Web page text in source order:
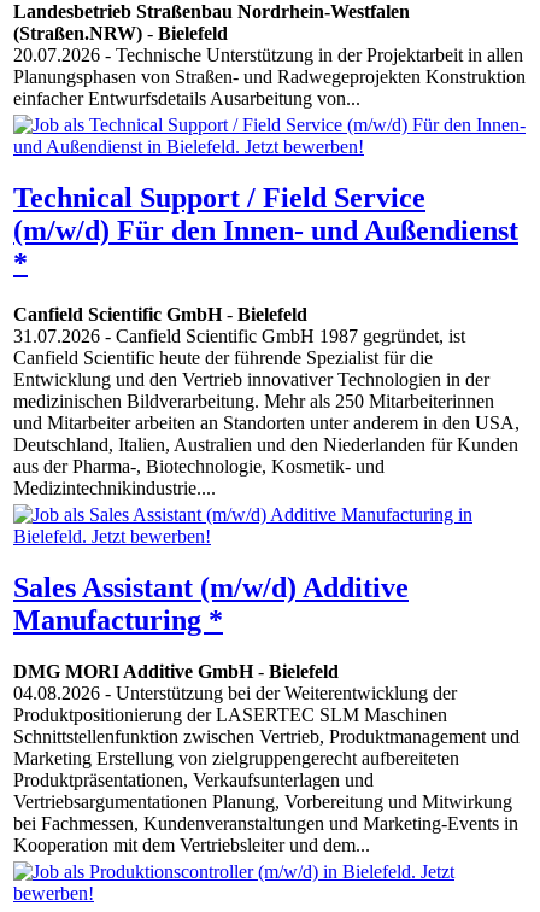
Landesbetrieb Straßenbau Nordrhein-Westfalen
(Straßen.NRW) - Bielefeld
20.07.2026 - Technische Unterstützung in der Projektarbeit in allen
Planungsphasen von Straßen- und Radwegeprojekten Konstruktion
einfacher Entwurfsdetails Ausarbeitung von...
Technical Support / Field Service
(m/w/d) Für den Innen- und Außendienst
*
Canfield Scientific GmbH- Bielefeld
31.07.2026 - Canfield Scientific GmbH 1987 gegründet, ist
Canfield Scientific heute der führende Spezialist für die
Entwicklung und den Vertrieb innovativer Technologien in der
medizinischen Bildverarbeitung. Mehr als 250 Mitarbeiterinnen
und Mitarbeiter arbeiten an Standorten unter anderem in den USA,
Deutschland, Italien, Australien und den Niederlanden für Kunden
aus der Pharma-, Biotechnologie, Kosmetik- und
Medizintechnikindustrie....
Sales Assistant (m/w/d) Additive
Manufacturing *
DMG MORI Additive GmbH- Bielefeld
04.08.2026 - Unterstützung bei der Weiterentwicklung der
Produktpositionierung der LASERTEC SLM Maschinen
Schnittstellenfunktion zwischen Vertrieb, Produktmanagement und
Marketing Erstellung von zielgruppengerecht aufbereiteten
Produktpräsentationen, Verkaufsunterlagen und
Vertriebsargumentationen Planung, Vorbereitung und Mitwirkung
bei Fachmessen, Kundenveranstaltungen und Marketing-Events in
Kooperation mit dem Vertriebsleiter und dem...